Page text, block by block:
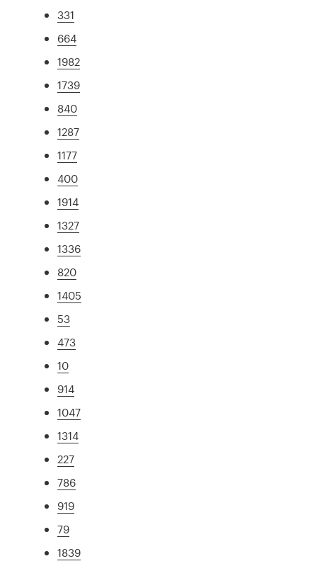
331
664
1982
1739
840
1287
1177
400
1914
1327
1336
820
1405
53
473
10
914
1047
1314
227
786
919
79
1839